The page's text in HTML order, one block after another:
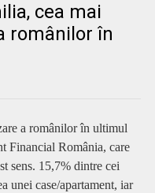
cea mai
românilor în
a românilor în ultimul
Financial România, care
sens. 15,7% dintre cei
unei case/apartament, iar